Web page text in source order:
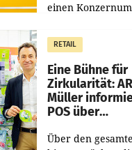
einen
erwirtschaftet,
von 3,8 Prozent
dem
RETAIL
Eine Bühne für
Zirkularität:
Müller
POS über
Über den